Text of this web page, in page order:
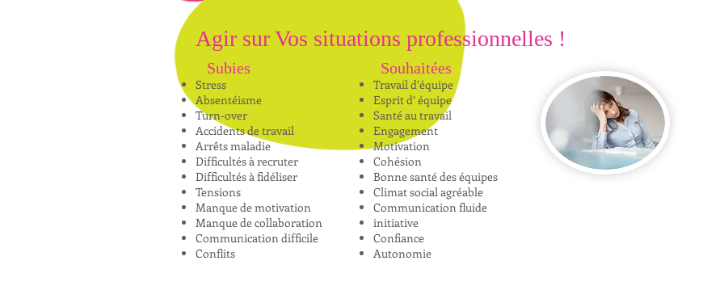
Agir sur Vos situations professionnelles !
Subies
Stress
Absentéisme
Turn-over
Accidents de travail
Arrêts maladie
Difficultés à recruter
Difficultés à fidéliser
Tensions
Manque de motivation
Manque de collaboration
Communication difficile
Conflits
Souhaitées
Travail d’équipe
Esprit d’ équipe
Santé au travail
Engagement
Motivation
Cohésion
Bonne santé des équipes
Climat social agréable
Communication fluide
initiative
Confiance
Autonomie